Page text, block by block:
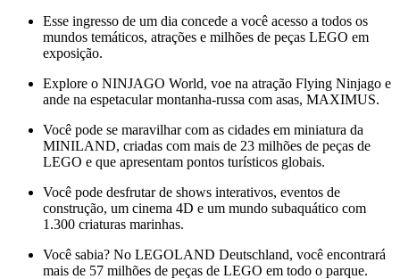
Esse ingresso de um dia concede a você acesso a todos os
mundos temáticos, atrações e milhões de peças LEGO em
exposição.
Explore o NINJAGO World, voe na atração Flying Ninjago e
ande na espetacular montanha-russa com asas, MAXIMUS.
Você pode se maravilhar com as cidades em miniatura da
MINILAND, criadas com mais de 23 milhões de peças de
LEGO e que apresentam pontos turísticos globais.
Você pode desfrutar de shows interativos, eventos de
construção, um cinema 4D e um mundo subaquático com
1.300 criaturas marinhas.
Você sabia? No LEGOLAND Deutschland, você encontrará
mais de 57 milhões de peças de LEGO em todo o parque.